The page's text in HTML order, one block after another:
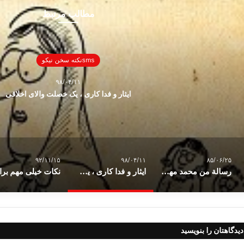
مطالب مرتبط
smsنكته سخن نيكو
۹۸/۰۴/۱۱
ایثار و فدا کاری ، یک خصلت والای اخلاقی
۸۵/۰۶/۲۵
رسالة من محمد مهدي عاكف
۹۸/۰۴/۱۱
ایثار و فدا کاری ، یک خصلت والای اخلاقی
۹۲/۱۱/۱۵
دیدگاهتان را بنویسید